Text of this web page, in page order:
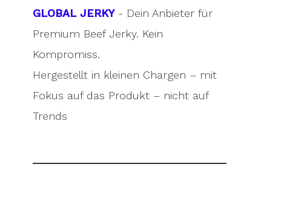
GLOBAL JERKY- Dein Anbieter für
Premium Beef Jerky. Kein
Kompromiss.
Hergestellt in kleinen Chargen – mit
Fokus auf das Produkt – nicht auf
Trends